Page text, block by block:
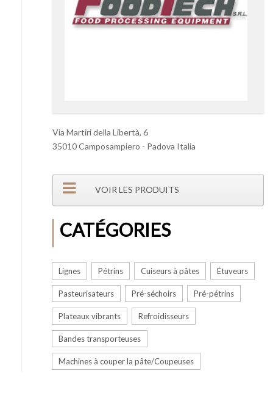
Via Martiri della Libertà, 6
35010 Camposampiero - Padova Italia
VOIR LES PRODUITS
CATÉGORIES
Lignes Pétrins Cuiseurs à pâtes Étuveurs
Pasteurisateurs Pré-séchoirs Pré-pétrins
Plateaux vibrants Refroidisseurs
Bandes transporteuses
Machines à couper la pâte/Coupeuses